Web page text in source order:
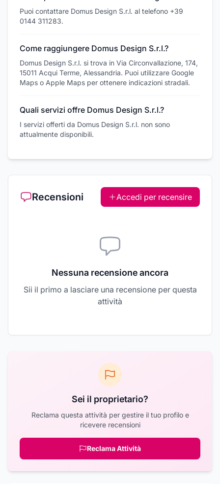
Puoi contattare Domus Design S.r.l. al telefono +39
0144 311283.
Come raggiungere Domus Design S.r.l.?
Domus Design S.r.l. si trova in Via Circonvallazione, 174,
15011 Acqui Terme, Alessandria. Puoi utilizzare Google
Maps o Apple Maps per ottenere indicazioni stradali.
Quali servizi offre Domus Design S.r.l.?
I servizi offerti da Domus Design S.r.l. non sono
attualmente disponibili.
Recensioni Accedi per recensire
Nessuna recensione ancora
Sii il primo a lasciare una recensione per questa
attività
Sei il proprietario?
Reclama questa attività per gestire il tuo profilo e
ricevere recensioni
Reclama Attività